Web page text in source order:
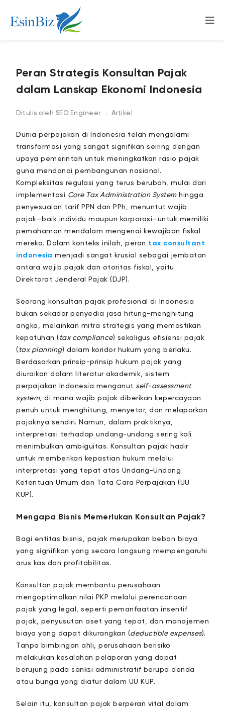
Peran Strategis Konsultan Pajak
dalam Lanskap Ekonomi Indonesia
Ditulis oleh SEO Engineer Artikel
Dunia perpajakan di Indonesia telah mengalami
transformasi yang sangat signifikan seiring dengan
upaya pemerintah untuk meningkatkan rasio pajak
guna mendanai pembangunan nasional.
Kompleksitas regulasi yang terus berubah, mulai dari
implementasi Core Tax Administration Systemhingga
penyesuaian tarif PPN dan PPh, menuntut wajib
pajak—baik individu maupun korporasi—untuk memiliki
pemahaman mendalam mengenai kewajiban fiskal
mereka. Dalam konteks inilah, peran tax consultant
indonesia menjadi sangat krusial sebagai jembatan
antara wajib pajak dan otoritas fiskal, yaitu
Direktorat Jenderal Pajak (DJP).
Seorang konsultan pajak profesional di Indonesia
bukan sekadar penyedia jasa hitung-menghitung
angka, melainkan mitra strategis yang memastikan
kepatuhan ( tax compliance) sekaligus efisiensi pajak
( tax planning) dalam koridor hukum yang berlaku.
Berdasarkan prinsip-prinsip hukum pajak yang
diuraikan dalam literatur akademik, sistem
perpajakan Indonesia menganut self-assessment
system, di mana wajib pajak diberikan kepercayaan
penuh untuk menghitung, menyetor, dan melaporkan
pajaknya sendiri. Namun, dalam praktiknya,
interpretasi terhadap undang-undang sering kali
menimbulkan ambiguitas. Konsultan pajak hadir
untuk memberikan kepastian hukum melalui
interpretasi yang tepat atas Undang-Undang
Ketentuan Umum dan Tata Cara Perpajakan (UU
KUP).
Mengapa Bisnis Memerlukan Konsultan Pajak?
Bagi entitas bisnis, pajak merupakan beban biaya
yang signifikan yang secara langsung mempengaruhi
arus kas dan profitabilitas.
Konsultan pajak membantu perusahaan
mengoptimalkan nilai PKP melalui perencanaan
pajak yang legal, seperti pemanfaatan insentif
pajak, penyusutan aset yang tepat, dan manajemen
biaya yang dapat dikurangkan (deductible expenses).
Tanpa bimbingan ahli, perusahaan berisiko
melakukan kesalahan pelaporan yang dapat
berujung pada sanksi administratif berupa denda
atau bunga yang diatur dalam UU KUP.
Selain itu, konsultan pajak berperan vital dalam